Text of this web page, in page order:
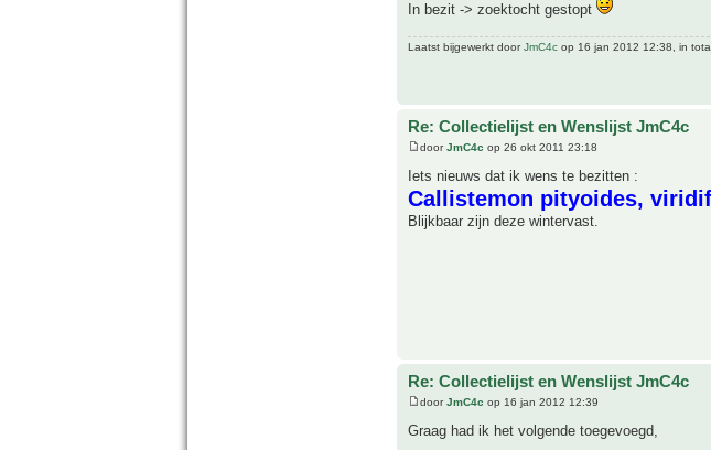
In bezit -> zoektocht gestopt
Laatst bijgewerkt doorJmC4c op 16 jan 2012 12:38, in
Re: Collectielijst en Wenslijst JmC4c
doorJmC4c op 26 okt 2011 23:18
Iets nieuws dat ik wens te bezitten :
Callistemon pityoides,
Blijkbaar zijn deze wintervast.
Re: Collectielijst en Wenslijst JmC4c
doorJmC4c op 16 jan 2012 12:39
Graag had ik het volgende toegevoegd,